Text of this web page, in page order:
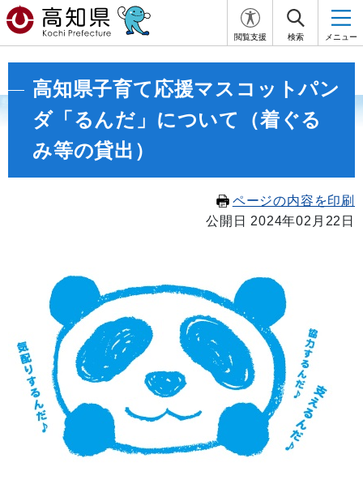
閲覧支援 検索 メニュー
高知県子育て応援マスコットパン
ダ「るんだ」について（着ぐる
み等の貸出）
ページの内容を印刷
公開日 2024年02月22日